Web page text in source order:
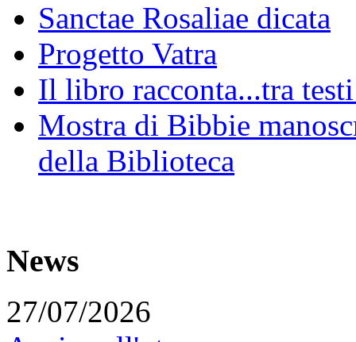
Sanctae Rosaliae dicata
Progetto Vatra
Il libro racconta...tra
Mostra di Bibbie
della Biblioteca
News
27/07/2026